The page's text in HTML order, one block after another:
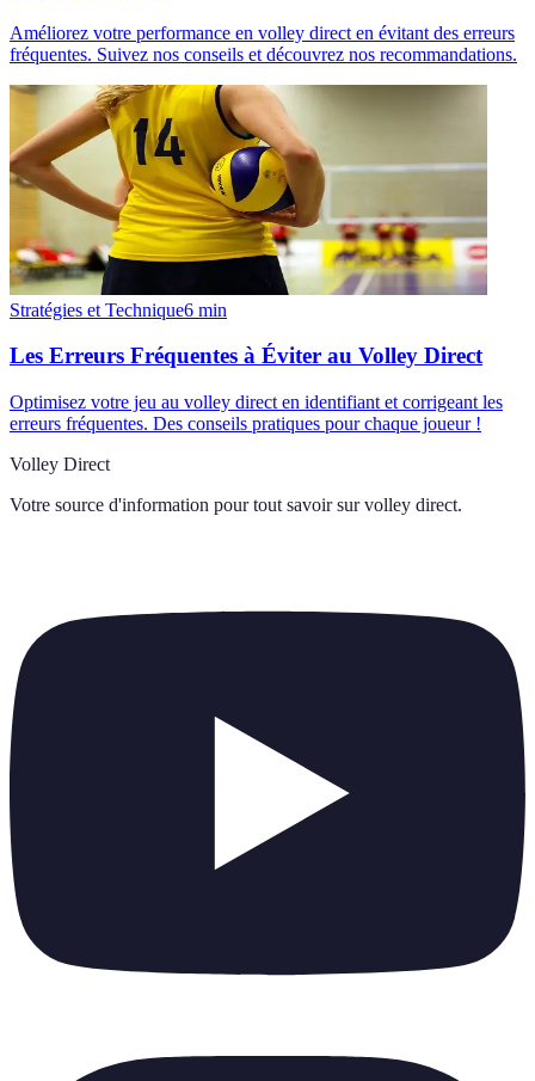
Améliorez votre performance en volley direct en évitant des erreurs
fréquentes. Suivez nos conseils et découvrez nos recommandations.
Stratégies et Technique6 min
Les Erreurs Fréquentes à Éviter au Volley Direct
Optimisez votre jeu au volley direct en identifiant et corrigeant les
erreurs fréquentes. Des conseils pratiques pour chaque joueur !
Volley Direct
Votre source d'information pour tout savoir sur volley direct.